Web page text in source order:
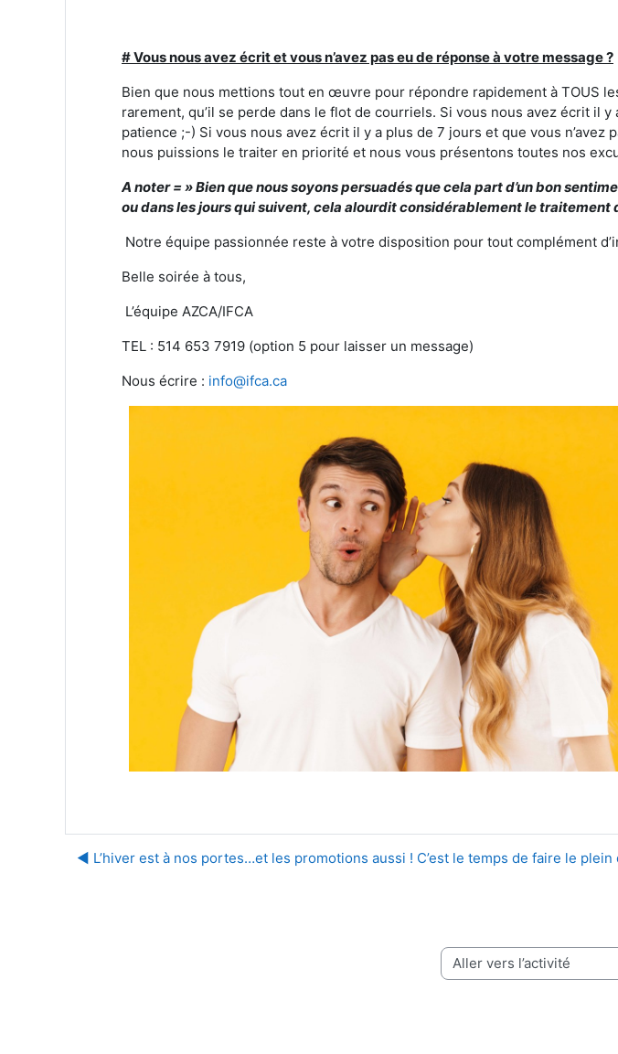
# Vous nous avez écrit et vous n’avez pas eu de réponse à votre message ?
Bien que nous mettions tout en œuvre pour répondre rapidement à TOUS
rarement, qu’il se perde dans le flot de courriels. Si vous nous avez écrit il
patience ;-) Si vous nous avez écrit il y a plus de 7 jours et que vous
nous puissions le traiter en priorité et nous vous présentons toutes nos
A noter = » Bien que nous soyons persuadés que cela part d’un bon
ou dans les jours qui suivent, cela alourdit considérablement le
Notre équipe passionnée reste à votre disposition pour tout complément
Belle soirée à tous,
L’équipe AZCA/IFCA
TEL : 514 653 7919 (option 5 pour laisser un message)
Nous écrire : info@ifca.ca
◀︎ L’hiver est à nos portes…et les promotions aussi ! C’est le temps de faire le
Aller vers l’activité